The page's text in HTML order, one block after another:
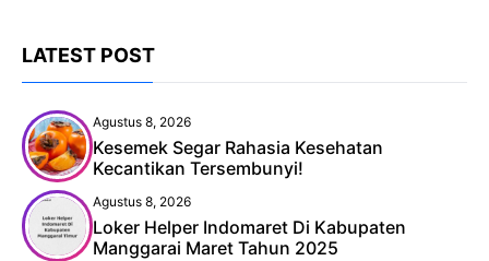
LATEST POST
Agustus 8, 2026
Kesemek Segar Rahasia Kesehatan
Kecantikan Tersembunyi!
Agustus 8, 2026
Loker Helper Indomaret Di Kabupaten
Manggarai Maret Tahun 2025